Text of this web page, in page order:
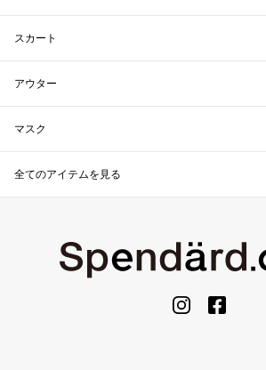
スカート
アウター
マスク
全てのアイテムを見る